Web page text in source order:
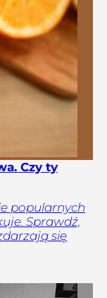
Czy ty
popularnych
Sprawdź,
się